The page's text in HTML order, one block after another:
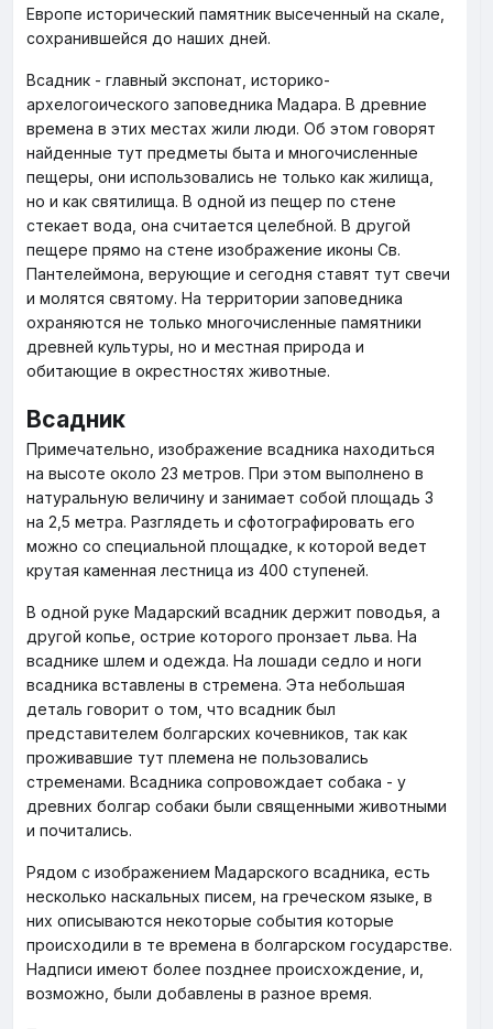
Европе исторический памятник высеченный на скале,
сохранившейся до наших дней.
Всадник - главный экспонат, историко-
архелогоического заповедника Мадара. В древние
времена в этих местах жили люди. Об этом говорят
найденные тут предметы быта и многочисленные
пещеры, они использовались не только как жилища,
но и как святилища. В одной из пещер по стене
стекает вода, она считается целебной. В другой
пещере прямо на стене изображение иконы Св.
Пантелеймона, верующие и сегодня ставят тут свечи
и молятся святому. На территории заповедника
охраняются не только многочисленные памятники
древней культуры, но и местная природа и
обитающие в окрестностях животные.
Всадник
Примечательно, изображение всадника находиться
на высоте около 23 метров. При этом выполнено в
натуральную величину и занимает собой площадь 3
на 2,5 метра. Разглядеть и сфотографировать его
можно со специальной площадке, к которой ведет
крутая каменная лестница из 400 ступеней.
В одной руке Мадарский всадник держит поводья, а
другой копье, острие которого пронзает льва. На
всаднике шлем и одежда. На лошади седло и ноги
всадника вставлены в стремена. Эта небольшая
деталь говорит о том, что всадник был
представителем болгарских кочевников, так как
проживавшие тут племена не пользовались
стременами. Всадника сопровождает собака - у
древних болгар собаки были священными животными
и почитались.
Рядом с изображением Мадарского всадника, есть
несколько наскальных писем, на греческом языке, в
них описываются некоторые события которые
происходили в те времена в болгарском государстве.
Надписи имеют более позднее происхождение, и,
возможно, были добавлены в разное время.